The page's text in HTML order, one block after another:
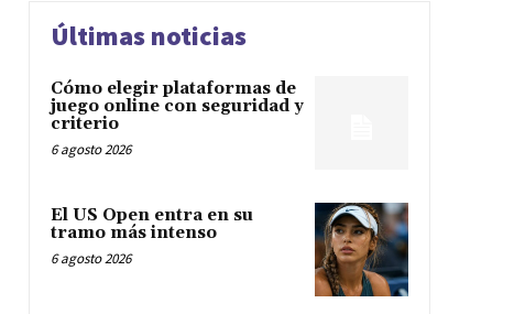
Últimas noticias
Cómo elegir plataformas de
juego online con seguridad y
criterio
6 agosto 2026
El US Open entra en su
tramo más intenso
6 agosto 2026